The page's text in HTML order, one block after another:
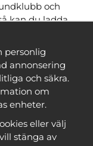
och
kan du ladda
ser vilka som
personlig
annonsering
och säkra.
om
enheter.
eller välj
stänga av